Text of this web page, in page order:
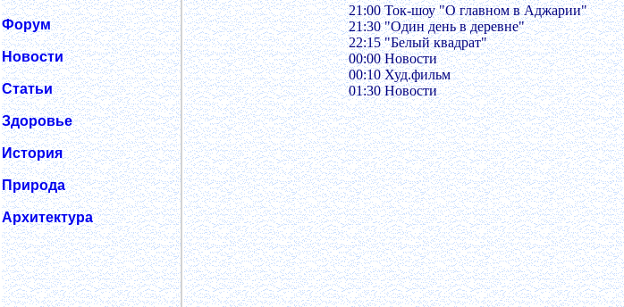
Форум
Новости
Статьи
Здоровье
История
Природа
Архитектура
21:00 Ток-шоу "О главном в Аджарии"
21:30 "Один день в деревне"
22:15 "Белый квадрат"
00:00 Новости
00:10 Худ.фильм
01:30 Новости